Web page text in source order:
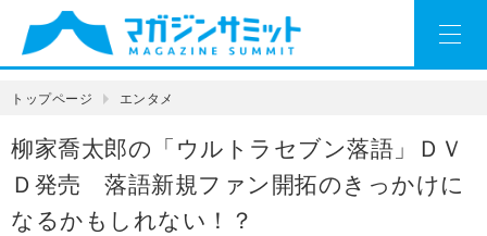
トップページ エンタメ
柳家喬太郎の「ウルトラセブン落語」ＤＶ
Ｄ発売 落語新規ファン開拓のきっかけに
なるかもしれない！？